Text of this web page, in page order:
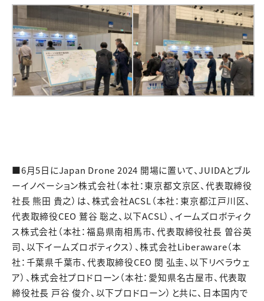
■6月5日にJapan Drone 2024 開場に置いて、JUIDAとブル
ーイノベーション株式会社（本社：東京都文京区、代表取締役
社長 熊田 貴之）は、株式会社ACSL（本社：東京都江戸川区、
代表取締役CEO 鷲谷 聡之、以下ACSL）、イームズロボティク
ス株式会社（本社：福島県南相馬市、代表取締役社長 曽谷英
司、以下イームズロボティクス）、株式会社Liberaware（本
社：千葉県千葉市、代表取締役CEO 閔 弘圭、以下リベラウェ
ア）、株式会社プロドローン（本社：愛知県名古屋市、代表取
締役社長 戸谷 俊介、以下プロドローン）と共に、日本国内で